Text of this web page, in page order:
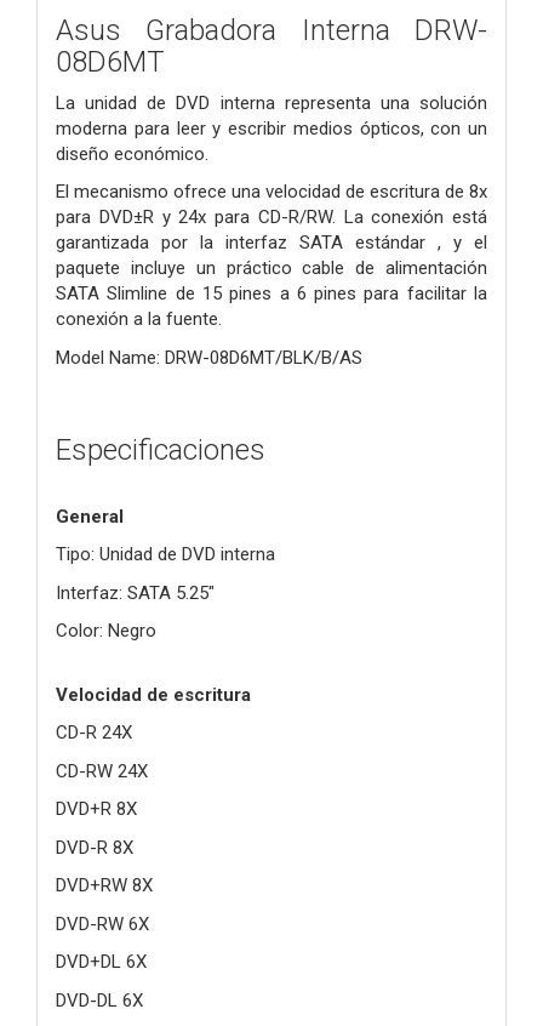
Asus Grabadora Interna DRW-
08D6MT
La unidad de DVD interna representa una solución
moderna para leer y escribir medios ópticos, con un
diseño económico.
El mecanismo ofrece una velocidad de escritura de 8x
para DVD±R y 24x para CD-R/RW. La conexión está
garantizada por la interfaz SATA estándar , y el
paquete incluye un práctico cable de alimentación
SATA Slimline de 15 pines a 6 pines para facilitar la
conexión a la fuente.
Model Name: DRW-08D6MT/BLK/B/AS
Especificaciones
General
Tipo: Unidad de DVD interna
Interfaz: SATA 5.25"
Color: Negro
Velocidad de escritura
CD-R 24X
CD-RW 24X
DVD+R 8X
DVD-R 8X
DVD+RW 8X
DVD-RW 6X
DVD+DL 6X
DVD-DL 6X